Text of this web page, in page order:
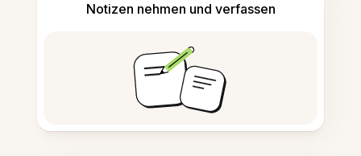
Notizen nehmen und verfassen